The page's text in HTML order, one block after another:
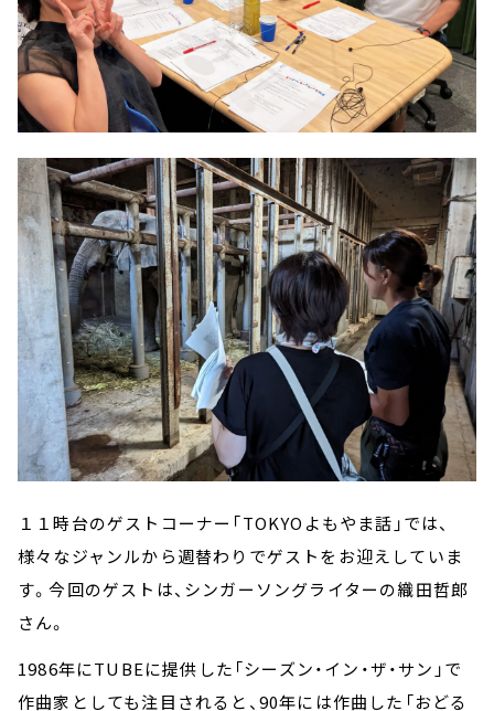
１１時台のゲストコーナー「TOKYOよもやま話」では、
様々なジャンルから週替わりでゲストをお迎えしていま
す。今回のゲストは、シンガーソングライターの織田哲郎
さん。
1986年にTUBEに提供した「シーズン・イン・ザ・サン」で
作曲家としても注目されると、90年には作曲した「おどる